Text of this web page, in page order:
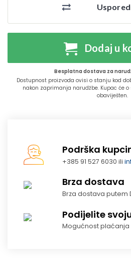
Dodaj u
Besplatna dostava za
Dostupnost proizvoda ovisi o stanju kod
nakon zaprimanja narudžbe. Kupac će
obaviješten.
Podrška
+385 91 527 6030 ili
Brza dostava
Brza dostava putem
Podijelite
Mogućnost plaćanja